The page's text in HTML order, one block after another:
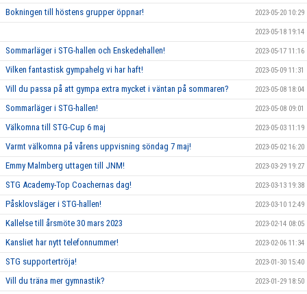
Bokningen till höstens grupper öppnar! 2023-05-20 10:29
2023-05-18 19:14
Sommarläger i STG-hallen och Enskedehallen! 2023-05-17 11:16
Vilken fantastisk gympahelg vi har haft! 2023-05-09 11:31
Vill du passa på att gympa extra mycket i väntan på sommaren? 2023-05-08 18:04
Sommarläger i STG-hallen! 2023-05-08 09:01
Välkomna till STG-Cup 6 maj 2023-05-03 11:19
Varmt välkomna på vårens uppvisning söndag 7 maj! 2023-05-02 16:20
Emmy Malmberg uttagen till JNM! 2023-03-29 19:27
STG Academy-Top Coachernas dag! 2023-03-13 19:38
Påsklovsläger i STG-hallen! 2023-03-10 12:49
Kallelse till årsmöte 30 mars 2023 2023-02-14 08:05
Kansliet har nytt telefonnummer! 2023-02-06 11:34
STG supportertröja! 2023-01-30 15:40
Vill du träna mer gymnastik? 2023-01-29 18:50